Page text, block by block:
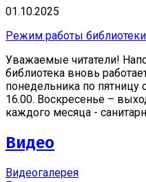
01.10.2025
Режим работы библиотеки
Уважаемые читатели!
библиотека вновь
понедельника по пятницу
16.00. Воскресенье –
каждого месяца -
Видео
Видеогалерея